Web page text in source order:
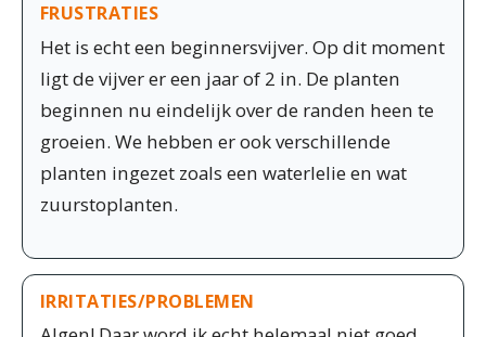
FRUSTRATIES
Het is echt een beginnersvijver. Op dit moment
ligt de vijver er een jaar of 2 in. De planten
beginnen nu eindelijk over de randen heen te
groeien. We hebben er ook verschillende
planten ingezet zoals een waterlelie en wat
zuurstoplanten.
IRRITATIES/PROBLEMEN